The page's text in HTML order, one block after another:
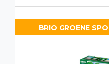
BRIO GROENE